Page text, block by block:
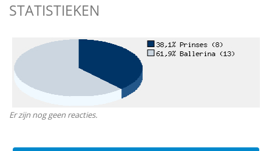
STATISTIEKEN
Er zijn nog geen reacties.